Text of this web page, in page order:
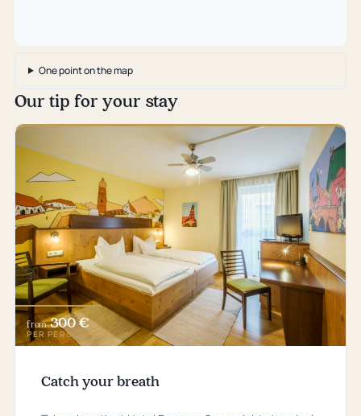
One point on the map
Our tip for your stay
from 300 €
PER PERSON
Catch your breath